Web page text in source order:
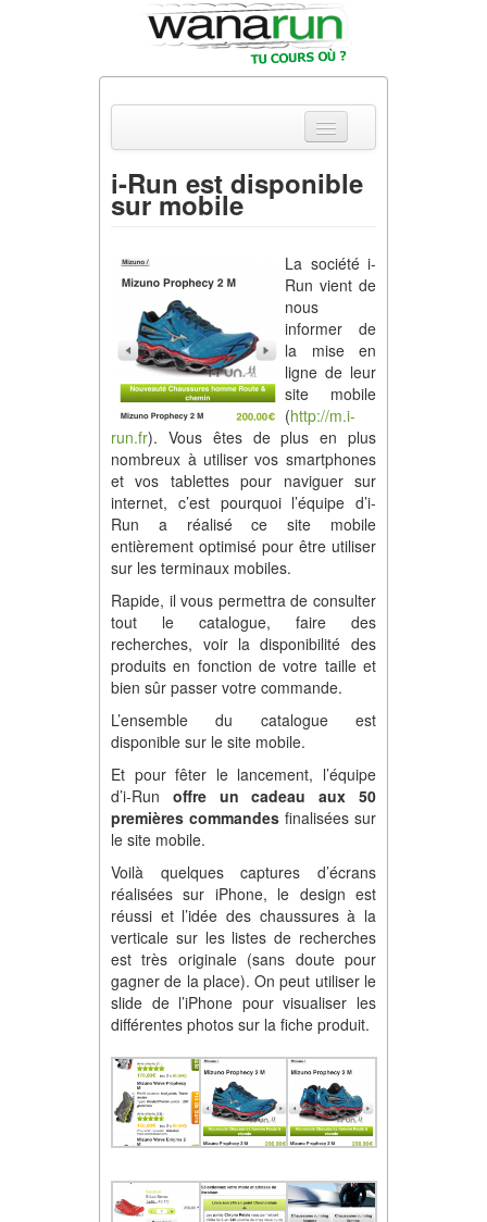
Actualités
Parcours & Courses
Outils & Réseaux
i-Run est disponible
sur mobile
La société i-
Run vient de
nous
informer de
la mise en
ligne de leur
site mobile
(http://m.i-
run.fr). Vous êtes de plus en plus
nombreux à utiliser vos smartphones
et vos tablettes pour naviguer sur
internet, c’est pourquoi l’équipe d’i-
Run a réalisé ce site mobile
entièrement optimisé pour être utiliser
sur les terminaux mobiles.
Rapide, il vous permettra de consulter
tout le catalogue, faire des
recherches, voir la disponibilité des
produits en fonction de votre taille et
bien sûr passer votre commande.
L’ensemble du catalogue est
disponible sur le site mobile.
Et pour fêter le lancement, l’équipe
d’i-Run offre un cadeau aux 50
premières commandes finalisées sur
le site mobile.
Voilà quelques captures d’écrans
réalisées sur iPhone, le design est
réussi et l’idée des chaussures à la
verticale sur les listes de recherches
est très originale (sans doute pour
gagner de la place). On peut utiliser le
slide de l’iPhone pour visualiser les
différentes photos sur la fiche produit.